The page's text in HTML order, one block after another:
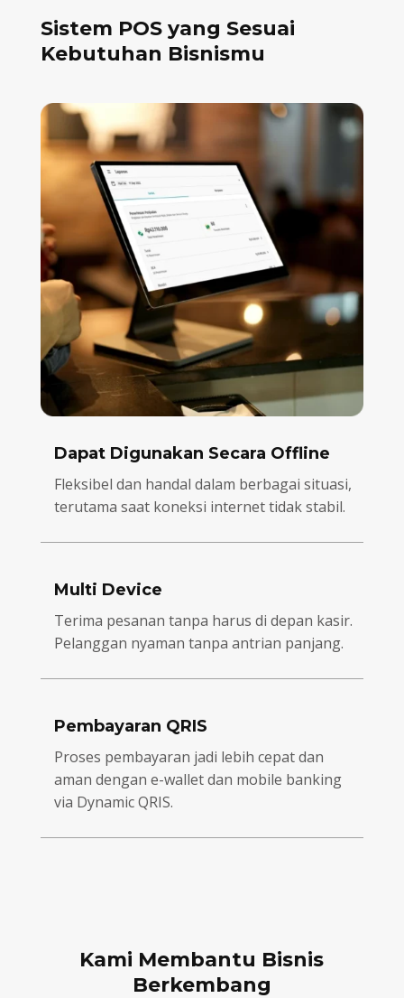
Sistem POS yang Sesuai
Kebutuhan Bisnismu
Dapat Digunakan Secara Offline
Fleksibel dan handal dalam berbagai situasi,
terutama saat koneksi internet tidak stabil.
Multi Device
Terima pesanan tanpa harus di depan kasir.
Pelanggan nyaman tanpa antrian panjang.
Pembayaran QRIS
Proses pembayaran jadi lebih cepat dan
aman dengan e-wallet dan mobile banking
via Dynamic QRIS.
Kami Membantu Bisnis
Berkembang